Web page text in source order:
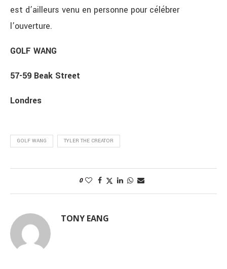
est d’ailleurs venu en personne pour célébrer
l’ouverture.
GOLF WANG
57-59 Beak Street
Londres
GOLF WANG TYLER THE CREATOR
0
TONY EANG